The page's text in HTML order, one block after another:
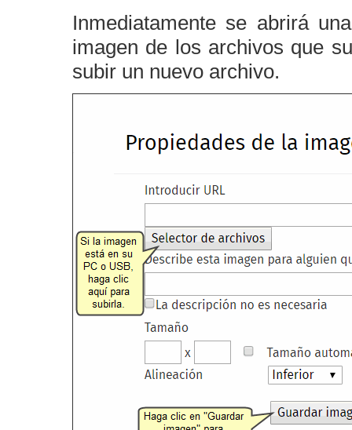
Inmediatamente se abrirá
imagen de los archivos que
subir un nuevo archivo.